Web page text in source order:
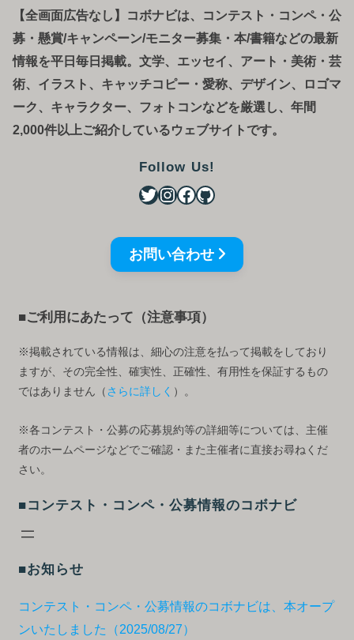
【全画面広告なし】コボナビは、コンテスト・コンペ・ 公
募 ・ 懸賞/キャンペーン/モニター募集・本/書籍などの最新
情報を平日毎日掲載。文学、エッセイ、アート・美術・芸
術、イラスト、キャッチコピー・愛称、デザイン、ロゴマ
ーク、キャラクター、フォトコンなどを厳選し、年間
2,000件以上ご紹介しているウェブサイトです。
Follow Us!
お問い合わせ
■ご利用にあたって（注意事項）
※掲載されている情報は、細心の注意を払って掲載をしており
ますが、その完全性、確実性、正確性、有用性を保証するもの
ではありません（ さらに詳しく ）。
※各コンテスト・公募の応募規約等の詳細等については、主催
者のホームページなどでご確認・また主催者に直接お尋ねくだ
さい。
■コンテスト・コンペ・公募情報のコボナビ
■お知らせ
コンテスト・コンペ・公募情報のコボナビは、本オープ
ンいたしました（2025/08/27）